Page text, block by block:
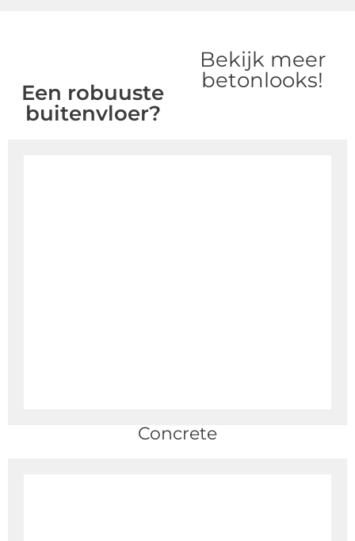
Een robuuste
buitenvloer?
Bekijk meer
betonlooks!
Concrete